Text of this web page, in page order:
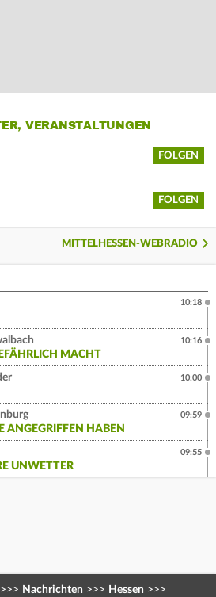
VERANSTALTUNGEN
FOLGEN
FOLGEN
MITTELHESSEN-WEBRADIO
10:18
MACHT
10:16
10:00
ANGEGRIFFEN HABEN
09:59
UNWETTER
09:55
>>> Nachrichten >>> Hessen >>>